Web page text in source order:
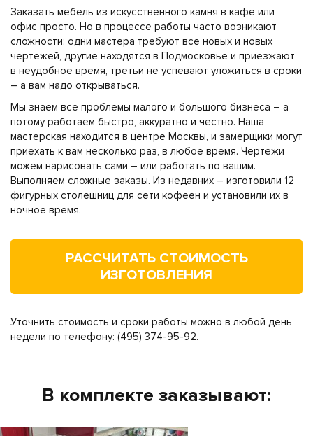
Заказать мебель из искусственного камня в кафе или
офис просто. Но в процессе работы часто возникают
сложности: одни мастера требуют все новых и новых
чертежей, другие находятся в Подмосковье и приезжают
в неудобное время, третьи не успевают уложиться в сроки
– а вам надо открываться.
Мы знаем все проблемы малого и большого бизнеса – а
потому работаем быстро, аккуратно и честно. Наша
мастерская находится в центре Москвы, и замерщики могут
приехать к вам несколько раз, в любое время. Чертежи
можем нарисовать сами – или работать по вашим.
Выполняем сложные заказы. Из недавних – изготовили 12
фигурных столешниц для сети кофеен и установили их в
ночное время.
РАССЧИТАТЬ СТОИМОСТЬ
ИЗГОТОВЛЕНИЯ
Уточнить стоимость и сроки работы можно в любой день
недели по телефону: (495) 374-95-92.
В комплекте заказывают: